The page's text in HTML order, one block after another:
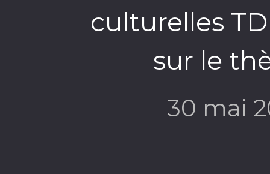
culturelles
sur le
30 mai